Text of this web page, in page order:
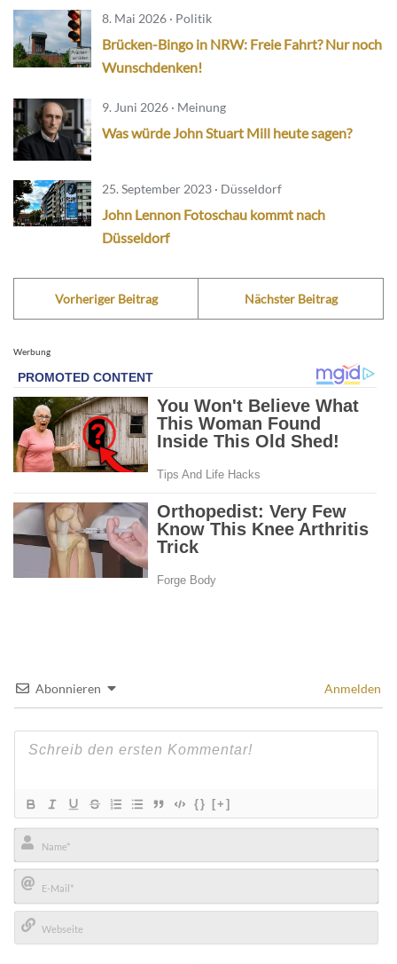
8. Mai 2026 · Politik
Brücken-Bingo in NRW: Freie Fahrt? Nur noch
Wunschdenken!
9. Juni 2026 · Meinung
Was würde John Stuart Mill heute sagen?
25. September 2023 · Düsseldorf
John Lennon Fotoschau kommt nach
Düsseldorf
Vorheriger Beitrag Nächster Beitrag
Werbung
Abonnieren Anmelden
{} [+]
Name*
E-
Mail*